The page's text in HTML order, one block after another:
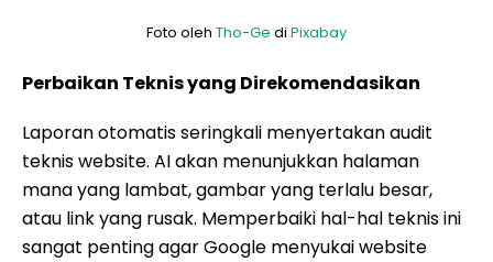
Foto oleh Tho-Ge di Pixabay
Perbaikan Teknis yang Direkomendasikan
Laporan otomatis seringkali menyertakan audit
teknis website. AI akan menunjukkan halaman
mana yang lambat, gambar yang terlalu besar,
atau link yang rusak. Memperbaiki hal-hal teknis ini
sangat penting agar Google menyukai website